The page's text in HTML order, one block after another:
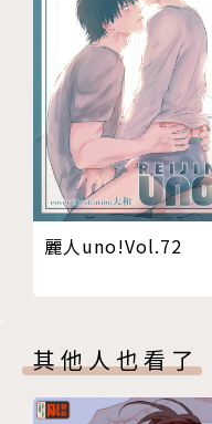
麗人uno!Vol.72
其他人也看了